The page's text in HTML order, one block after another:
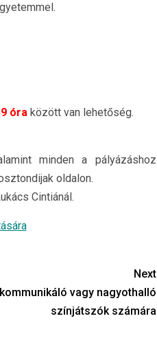
óraközött van lehetőség.
minden a pályázáshoz
oldalon.
Cintiánál.
Next
vagy nagyothalló
színjátszók számára